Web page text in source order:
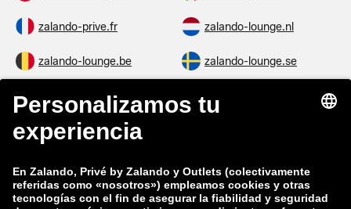
zalando-prive.fr zalando-lounge.nl
zalando-lounge.be zalando-lounge.se
zalando-lounge.fi
zalando-lounge.co.uk
zalando-prive.es zalando-lounge.cz
zalando-lounge.lt zalando-lounge.sk